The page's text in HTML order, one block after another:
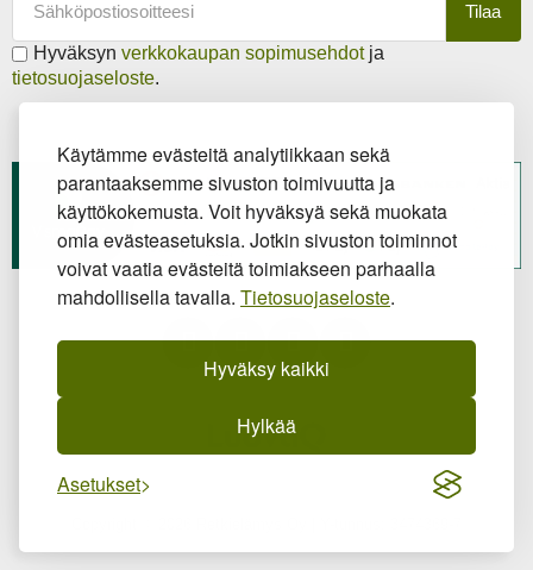
Käytämme evästeitä analytiikkaan sekä
parantaaksemme sivuston toimivuutta ja
käyttökokemusta. Voit hyväksyä sekä muokata
omia evästeasetuksia. Jotkin sivuston toiminnot
voivat vaatia evästeitä toimiakseen parhaalla
mahdollisella tavalla. Tietosuojaseloste.
Hyväksy kaikki
Hylkää
Asetukset
Tilaa
Hyväksyn verkkokaupan sopimusehdotja
tietosuojaseloste.